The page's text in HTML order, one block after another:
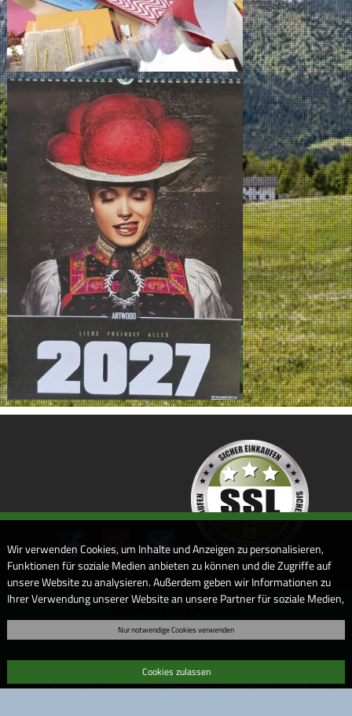
Webdesign by ARANES
Wir verwenden Cookies, um Inhalte und Anzeigen zu personalisieren,
Funktionen für soziale Medien anbieten zu können und die Zugriffe auf
unsere Website zu analysieren. Außerdem geben wir Informationen zu
Ihrer Verwendung unserer Website an unsere Partner für soziale Medien,
Informationen möglicherweise mit weiteren Daten zusammen, die Sie
Dienste gesammelt haben. Sofern Sie uns Ihre Einwilligung geben,
können Sie diese jederzeit in der Datenschutzerklärung wieder
Nur notwendige Cookies verwenden
Cookies zulassen